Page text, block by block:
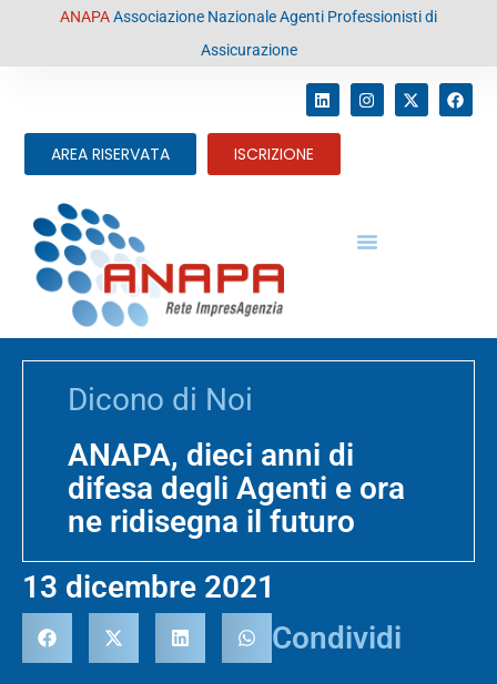
contenutoANAPAAssociazione Nazionale Agenti Professionisti di
Assicurazione
AREA RISERVATA ISCRIZIONE
Dicono di Noi
ANAPA, dieci anni di
difesa degli Agenti e ora
ne ridisegna il futuro
13 dicembre 2021
Condividi